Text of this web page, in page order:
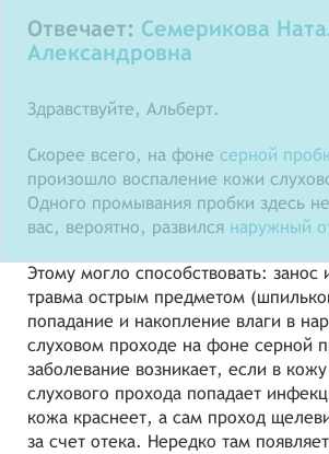
Отвечает: Семерикова
Александровна
Здравствуйте, Альберт.
Скорее всего, на фоне серной
произошло воспаление кожи
Одного промывания пробки здесь
вас, вероятно, развился наружный
Этому могло способствовать: занос
травма острым предметом
попадание и накопление влаги в
слуховом проходе на фоне серной
заболевание возникает, если в
слухового прохода попадает
кожа краснеет, а сам проход
за счет отека. Нередко там